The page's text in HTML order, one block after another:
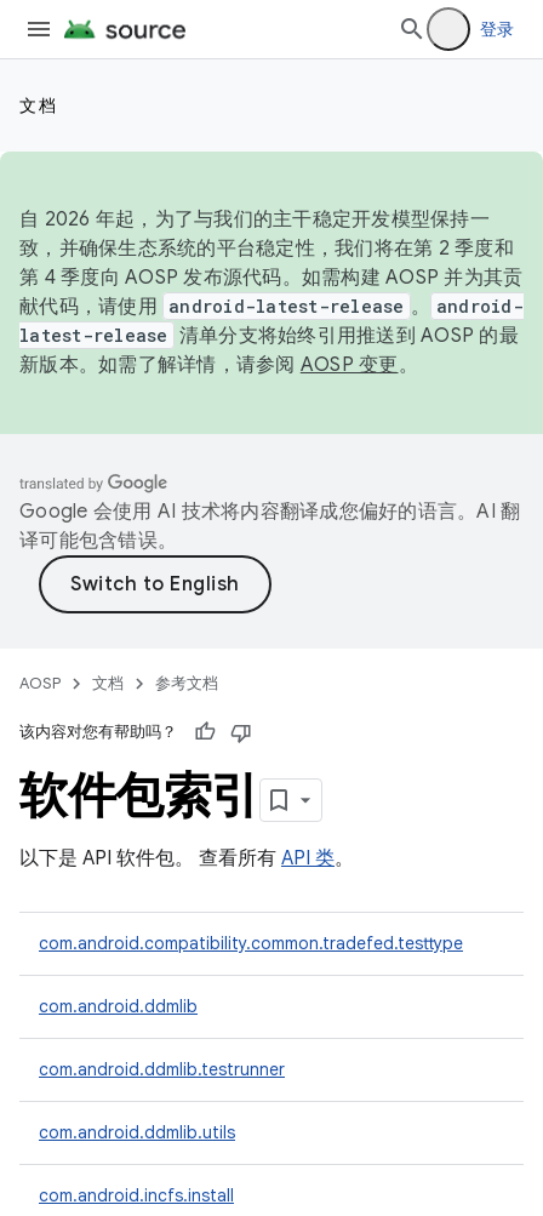
登录
文档
自 2026 年起，为了与我们的主干稳定开发模型保持一
致，并确保生态系统的平台稳定性，我们将在第 2 季度和
第 4 季度向 AOSP 发布源代码。如需构建 AOSP 并为其贡
献代码，请使用 android-latest-release 。
android-
latest-release 清单分支将始终引用推送到 AOSP 的最
新版本。如需了解详情，请参阅 AOSP 变更。
Google 会使用 AI 技术将内容翻译成您偏好的语言。AI 翻
译可能包含错误。
AOSP 文档 参考文档
该内容对您有帮助吗？
软件包索引
以下是 API 软件包。 查看所有 API 类。
com.android.compatibility.common.tradefed.testtype
com.android.ddmlib
com.android.ddmlib.testrunner
com.android.ddmlib.utils
com.android.incfs.install